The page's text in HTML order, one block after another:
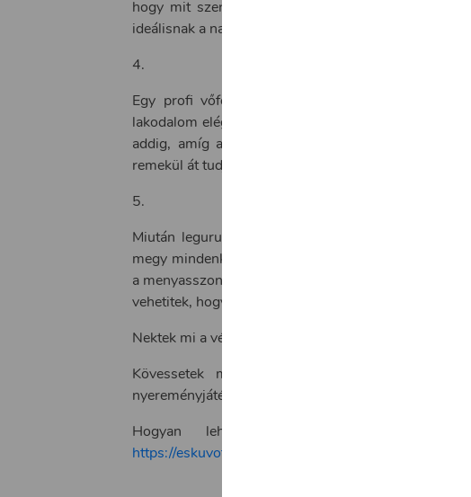
hogy mit szeretnétek, sőt a vendégektől is
ideálisnak a nagy napon.
4.
Egy profi vőfély pontosan tudja, hogy mikor
lakodalom elég hosszúra szokott nyúlni és olykor
addig, amíg a vendégek torkán nem gurult le pár
remekül át tudja hidalni és soha nem fognak unatkozni
5.
Miután legurult az a pár pohár itóka, akkor se
megy mindenki a saját feje után. Gondoljatok bele,
a menyasszonytánc vagy az esküvői torta felszelése
vehetitek, hogy ezeknél a programoknál mindenki a
Nektek mi a véleményetek, lesz vőfély az
Kövessetek minket és iratkozzatok fel
nyereményjátékunkban!
Hogyan lehet a kiadásokat
https://eskuvotippek.hu/blog/cikk-tervezd-meg-